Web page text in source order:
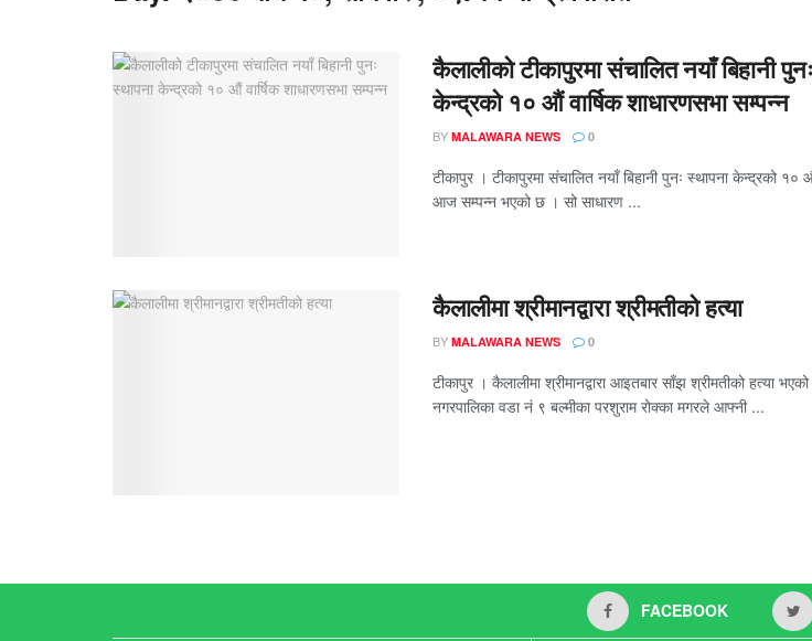
कैलालीको टीकापुरमा संचालित नयाँ बिहानी
केन्द्रको १० औं वार्षिक शाधारणसभा सम्पन्न
BY MALAWARA NEWS 0
टीकापुर । टीकापुरमा संचालित नयाँ बिहानी पुनः स्थापना केन्द्रको १०
आज सम्पन्न भएको छ । सो साधारण ...
कैलालीमा श्रीमानद्वारा श्रीमतीको हत्या
BY MALAWARA NEWS 0
टीकापुर । कैलालीमा श्रीमानद्वारा आइतबार साँझ श्रीमतीको हत्या
नगरपालिका वडा नं ९ बल्मीका परशुराम रोक्का मगरले आफ्नी ...
FACEBOOK